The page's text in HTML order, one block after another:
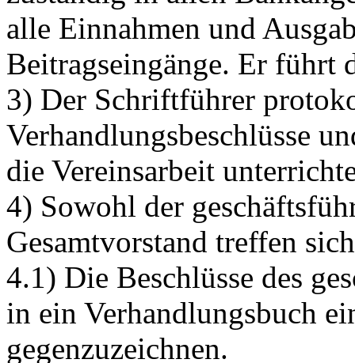
alle Einnahmen und
Beitragseingänge. Er führt
3) Der Schriftführer
Verhandlungsbeschlüsse
die Vereinsarbeit
4) Sowohl der
Gesamtvorstand treffen
4.1) Die Beschlüsse des
in ein Verhandlungsbuch
gegenzuzeichnen.